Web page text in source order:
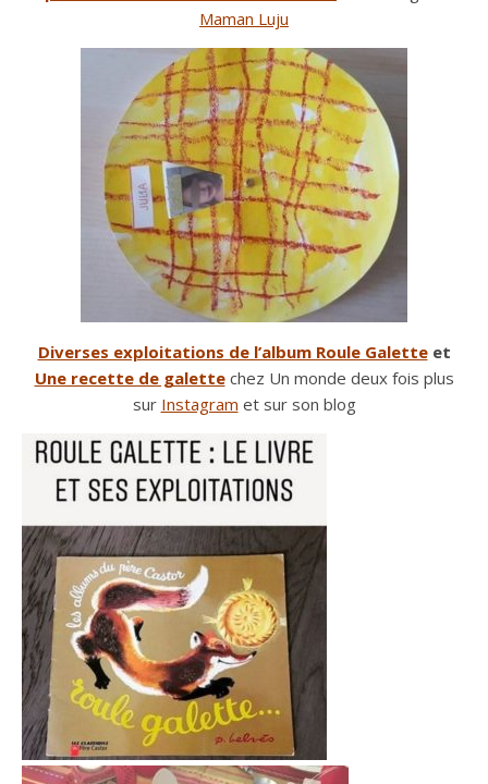
Maman Luju
Diverses exploitations de l’album Roule Galetteet
Une recette de galette chez Un monde deux fois plus
sur Instagram et sur son blog